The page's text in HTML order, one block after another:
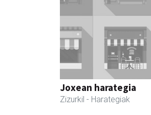
Joxean harategia
Zizurkil - Harategiak